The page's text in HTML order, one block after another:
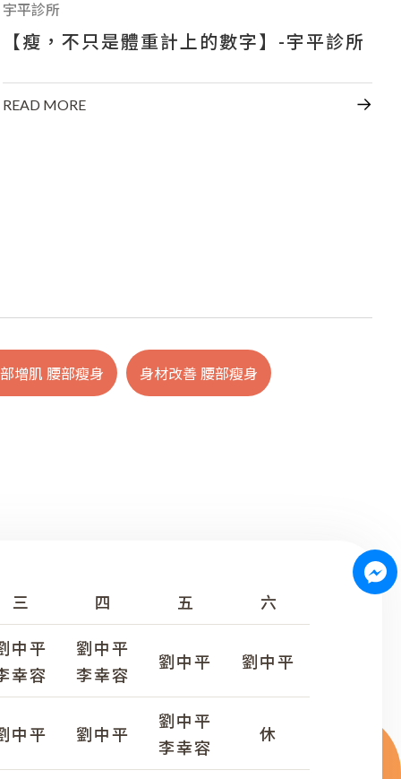
宇平診所
【瘦，不只是體重計上的數字】-宇平診所
READ MORE
增肌 腰部瘦身 身材改善 腰部瘦身
三 四 五
六
中平
幸容
劉中平
李幸容
劉中平 劉中平
中平 劉中平
劉中平
李幸容
休